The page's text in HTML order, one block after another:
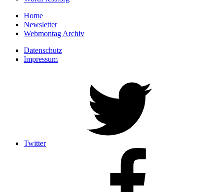
Home
Newsletter
Webmontag Archiv
Datenschutz
Impressum
Twitter